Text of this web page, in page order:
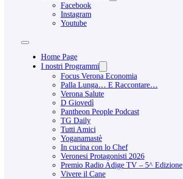
Facebook
Instagram
Youtube
Home Page
I nostri Programmi
Focus Verona Economia
Palla Lunga… E Raccontare…
Verona Salute
D Giovedì
Pantheon People Podcast
TG Daily
Tutti Amici
Yoganamastè
In cucina con lo Chef
Veronesi Protagonisti 2026
Premio Radio Adige TV – 5^ Edizione
Vivere il Cane